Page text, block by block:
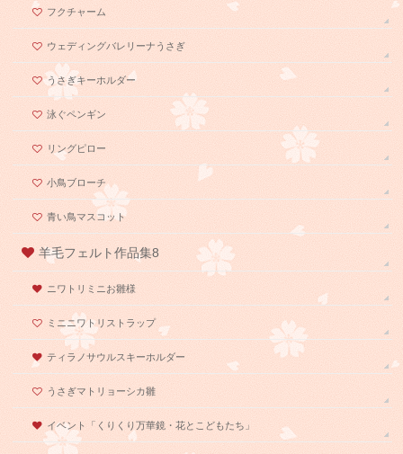
フクチャーム
ウェディングバレリーナうさぎ
うさぎキーホルダー
泳ぐペンギン
リングピロー
小鳥ブローチ
青い鳥マスコット
羊毛フェルト作品集8
ニワトリミニお雛様
ミニニワトリストラップ
ティラノサウルスキーホルダー
うさぎマトリョーシカ雛
イベント「くりくり万華鏡・花とこどもたち」